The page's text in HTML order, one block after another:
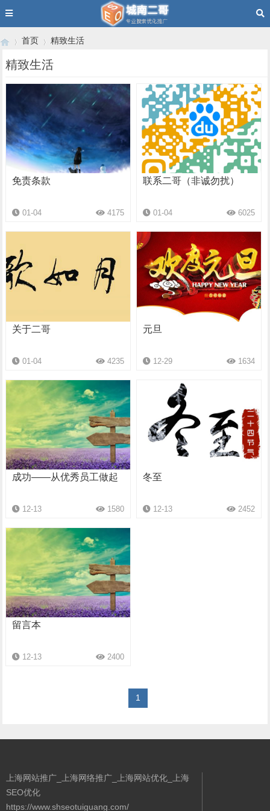
首页 精致生活
精致生活
慢生活
免责条款
01-04 4175
联系二哥（非诚勿扰）
01-04 6025
关于二哥
01-04 4235
元旦
12-29 1634
成功——从优秀员工做起
12-13 1580
冬至
12-13 2452
留言本
12-13 2400
1
上海网站推广_上海网络推广_上海网站优化_上海
SEO优化
https://www.shseotuiguang.com/